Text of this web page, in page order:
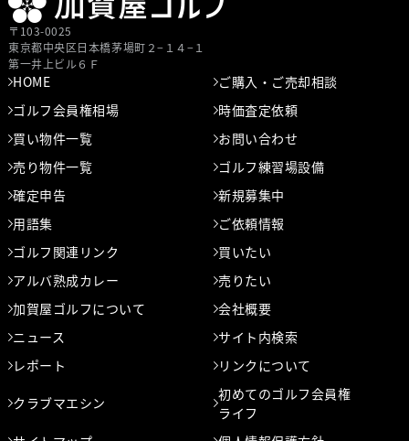
〒103-0025
東京都中央区⽇本橋茅場町２−１４−１
第⼀井上ビル６Ｆ
HOME
ご購入・ご売却相談
ゴルフ会員権相場
時価査定依頼
買い物件一覧
お問い合わせ
売り物件一覧
ゴルフ練習場設備
確定申告
新規募集中
用語集
ご依頼情報
ゴルフ関連リンク
買いたい
アルバ熟成カレー
売りたい
加賀屋ゴルフについて
会社概要
ニュース
サイト内検索
レポート
リンクについて
クラブマエシン
初めてのゴルフ会員権
ライフ